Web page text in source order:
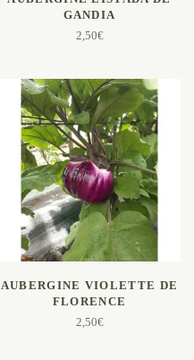
GANDIA
2,50€
AJOUTER AU PANIER
AUBERGINE VIOLETTE DE
FLORENCE
2,50€